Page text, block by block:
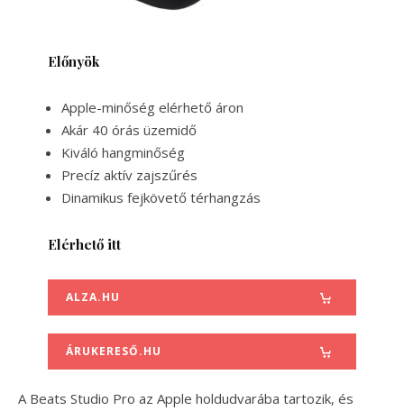
Előnyök
Apple-minőség elérhető áron
Akár 40 órás üzemidő
Kiváló hangminőség
Precíz aktív zajszűrés
Dinamikus fejkövető térhangzás
Elérhető itt
ALZA.HU
ÁRUKERESŐ.HU
A Beats Studio Pro az Apple holdudvarába tartozik, és